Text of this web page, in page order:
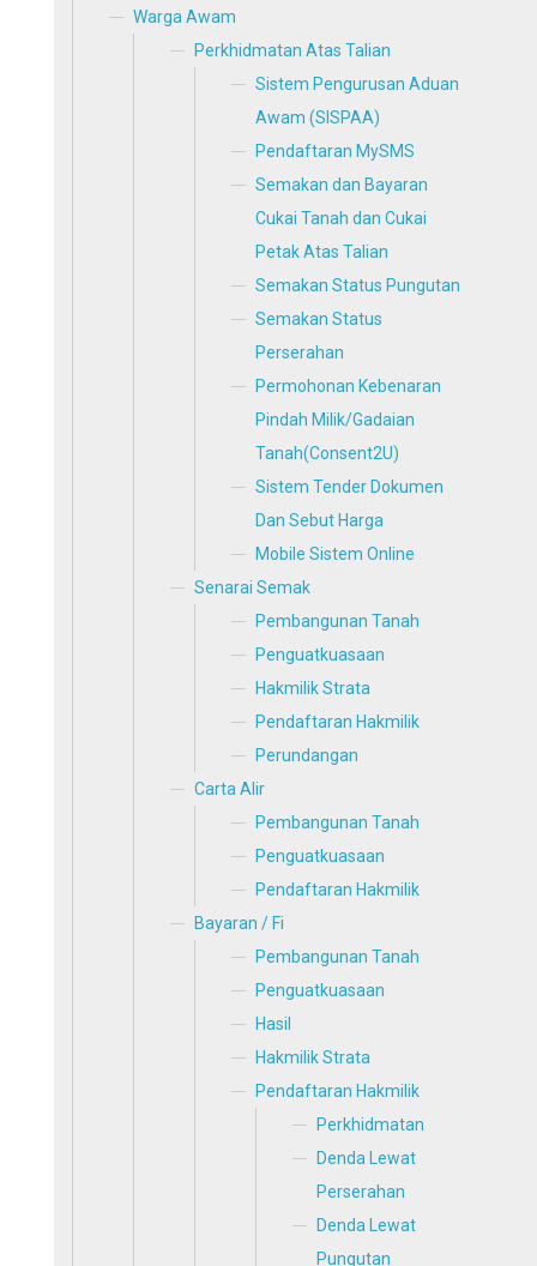
Warga Awam
Perkhidmatan Atas Talian
Sistem Pengurusan Aduan
Awam (SISPAA)
Pendaftaran MySMS
Semakan dan Bayaran
Cukai Tanah dan Cukai
Petak Atas Talian
Semakan Status Pungutan
Semakan Status
Perserahan
Permohonan Kebenaran
Pindah Milik/Gadaian
Tanah(Consent2U)
Sistem Tender Dokumen
Dan Sebut Harga
Mobile Sistem Online
Senarai Semak
Pembangunan Tanah
Penguatkuasaan
Hakmilik Strata
Pendaftaran Hakmilik
Perundangan
Carta Alir
Pembangunan Tanah
Penguatkuasaan
Pendaftaran Hakmilik
Bayaran / Fi
Pembangunan Tanah
Penguatkuasaan
Hasil
Hakmilik Strata
Pendaftaran Hakmilik
Perkhidmatan
Denda Lewat
Perserahan
Denda Lewat
Pungutan